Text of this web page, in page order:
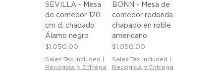
SEVILLA - Mesa
de comedor 120
cm d. chapado
Álamo negro
Price
$1,050.00
Sales Tax Included
Recogida y Entrega
BONN - Mesa de
comedor redonda
chapado en roble
americano
Price
$1,050.00
Sales Tax Included
Recogida y Entrega